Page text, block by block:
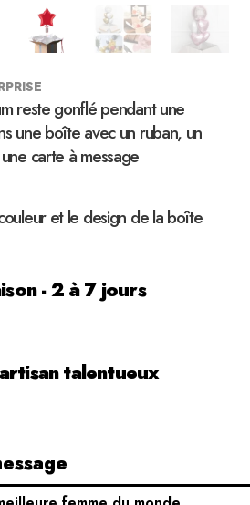
reste gonflé pendant une
une boîte avec un ruban, un
carte à message
et le design de la boîte
- 2 à 7 jours
talentueux